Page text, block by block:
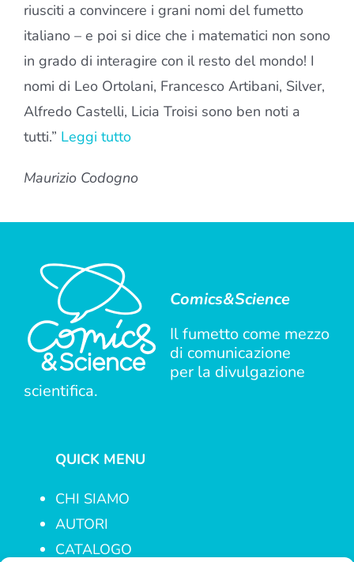
riusciti a convincere i grani nomi del fumetto
italiano – e poi si dice che i matematici non sono
in grado di interagire con il resto del mondo! I
nomi di Leo Ortolani, Francesco Artibani, Silver,
Alfredo Castelli, Licia Troisi sono ben noti a
tutti.” Leggi tutto
Maurizio Codogno
Comics&Science
Il fumetto come mezzo
di comunicazione
per la divulgazione
scientifica.
QUICK MENU
CHI SIAMO
AUTORI
CATALOGO